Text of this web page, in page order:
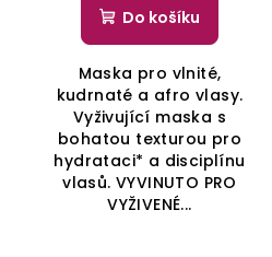
Do košíku
Maska pro vlnité,
kudrnaté a afro vlasy.
Vyživující maska s
bohatou texturou pro
hydrataci* a disciplínu
vlasů. VYVINUTO PRO
VYŽIVENÉ...